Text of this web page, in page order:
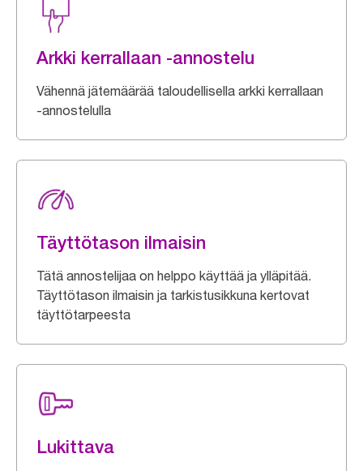
Arkki kerrallaan -annostelu
Vähennä jätemäärää taloudellisella arkki kerrallaan
-annostelulla
Täyttötason ilmaisin
Tätä annostelijaa on helppo käyttää ja ylläpitää.
Täyttötason ilmaisin ja tarkistusikkuna kertovat
täyttötarpeesta
Lukittava